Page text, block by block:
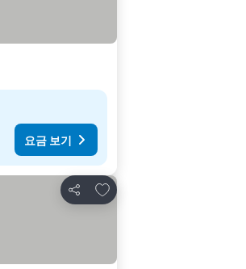
요금 보기
공유
즐겨찾기에 추가